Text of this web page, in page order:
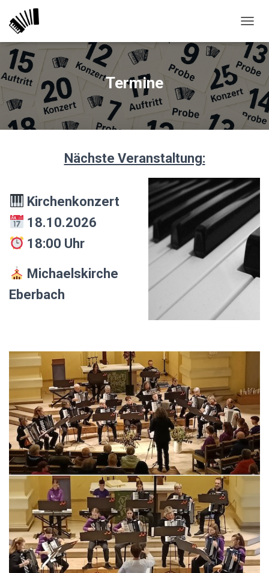
A
V
I
G
T
O
C
A
T
E
Termine
Nächste Veranstaltung:
Kirchenkonzert
18.10.2026
18:00 Uhr
Michaelskirche
Eberbach